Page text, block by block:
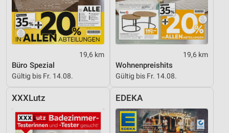
19,6 km
Büro Spezial
Gültig bis Fr. 14.08.
19,6 km
Wohnenpreishits
Gültig bis Fr. 14.08.
XXXLutz EDEKA